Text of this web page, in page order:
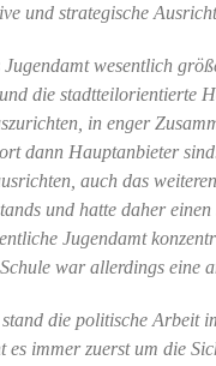
und strategische
Jugendamt wesentlich
die stadtteilorientierte
in enger
dann Hauptanbieter
auch das
und hatte daher
Jugendamt
war allerdings eine
die politische Arbeit
es immer zuerst um die